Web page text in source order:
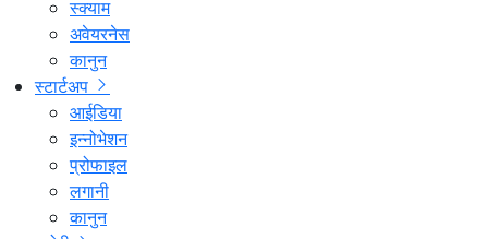
स्क्याम
अवेयरनेस
कानुन
स्टार्टअप
आईडिया
इन्नोभेशन
प्रोफाइल
लगानी
कानुन